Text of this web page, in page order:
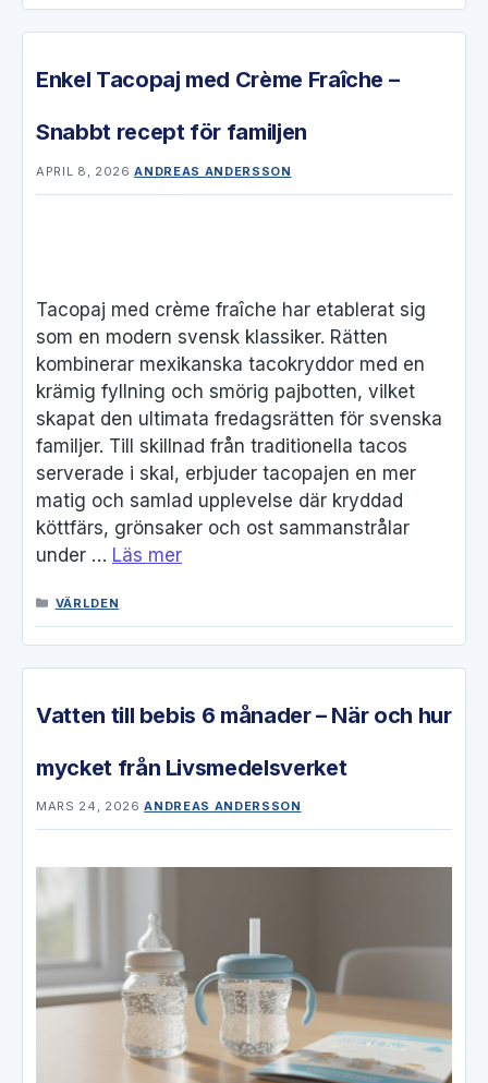
Enkel Tacopaj med Crème Fraîche –
Snabbt recept för familjen
APRIL 8, 2026 ANDREAS ANDERSSON
Tacopaj med crème fraîche har etablerat sig
som en modern svensk klassiker. Rätten
kombinerar mexikanska tacokryddor med en
krämig fyllning och smörig pajbotten, vilket
skapat den ultimata fredagsrätten för svenska
familjer. Till skillnad från traditionella tacos
serverade i skal, erbjuder tacopajen en mer
matig och samlad upplevelse där kryddad
köttfärs, grönsaker och ost sammanstrålar
under … Läs mer
KATEGORIER
VÄRLDEN
Vatten till bebis 6 månader – När och hur
mycket från Livsmedelsverket
MARS 24, 2026 ANDREAS ANDERSSON